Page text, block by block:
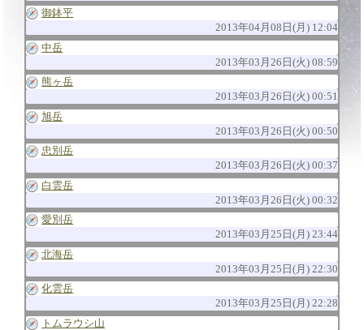
御鉢平
2013年04月08日(月) 12:04
中岳
2013年03月26日(火) 08:59
熊ヶ岳
2013年03月26日(火) 00:51
旭岳
2013年03月26日(火) 00:50
忠別岳
2013年03月26日(火) 00:37
白雲岳
2013年03月26日(火) 00:32
愛別岳
2013年03月25日(月) 23:44
北海岳
2013年03月25日(月) 22:30
化雲岳
2013年03月25日(月) 22:28
トムラウシ山